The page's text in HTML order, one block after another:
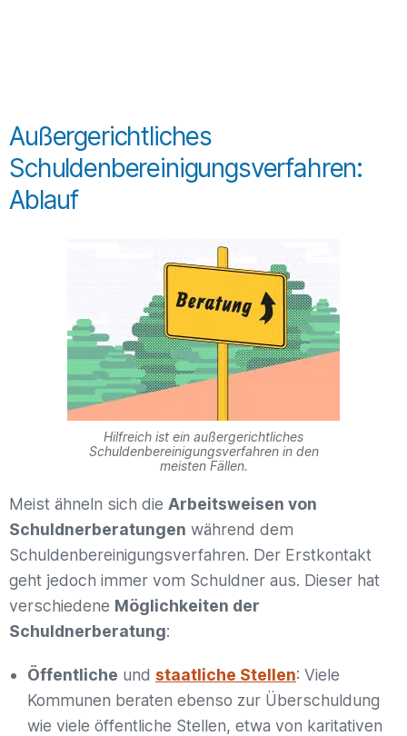
Außergerichtliches
Schuldenbereinigungsverfahren:
Ablauf
Hilfreich ist ein außergerichtliches
Schuldenbereinigungsverfahren in den
meisten Fällen.
Meist ähneln sich die Arbeitsweisen von
Schuldnerberatungen während dem
Schuldenbereinigungsverfahren. Der Erstkontakt
geht jedoch immer vom Schuldner aus. Dieser hat
verschiedene Möglichkeiten der
Schuldnerberatung:
Öffentliche und staatliche Stellen: Viele
Kommunen beraten ebenso zur Überschuldung
wie viele öffentliche Stellen, etwa von karitativen